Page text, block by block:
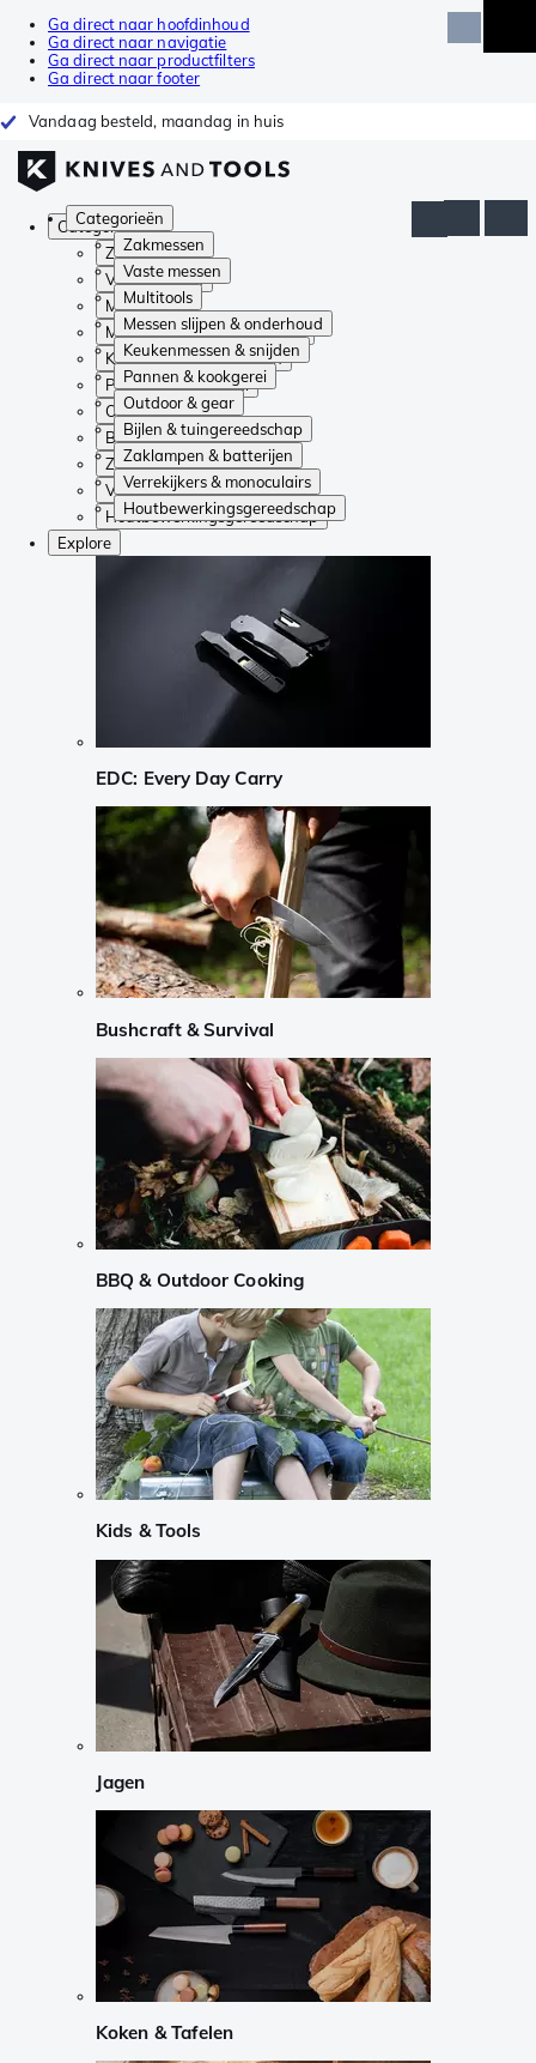
Ga direct naar hoofdinhoud
Ga direct naar navigatie
Ga direct naar productfilters
Ga direct naar footer
Vandaag besteld, maandag in huis
Categorieën
Zakmessen
Vaste messen
Multitools
Messen slijpen & onderhoud
Keukenmessen & snijden
Pannen & kookgerei
Outdoor & gear
Bijlen & tuingereedschap
Zaklampen & batterijen
Verrekijkers & monoculairs
Houtbewerkingsgereedschap
Categorieën
Zakmessen
Vaste messen
Multitools
Messen slijpen & onderhoud
Keukenmessen & snijden
Pannen & kookgerei
Outdoor & gear
Bijlen & tuingereedschap
Zaklampen & batterijen
Verrekijkers & monoculairs
Houtbewerkingsgereedschap
Explore
EDC: Every Day Carry
Bushcraft & Survival
BBQ & Outdoor Cooking
Kids & Tools
Jagen
Koken & Tafelen